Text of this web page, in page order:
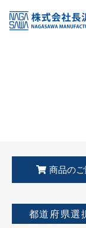
KSS加盟店・取扱
店舗一覧
商品のご
都道府県選